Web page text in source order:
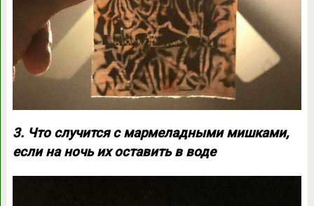
3. Что случится с мармеладными мишками,
если на ночь их оставить в воде